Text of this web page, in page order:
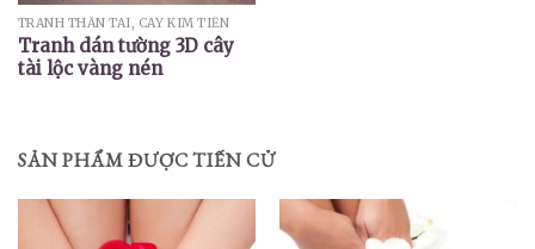
TRANH THẦN TÀI, CÂY KIM TIỀN
Tranh dán tường 3D cây
tài lộc vàng nén
SẢN PHẨM ĐƯỢC TIẾN CỬ